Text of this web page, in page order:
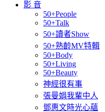
影 音
50+People
50+Talk
50+讀者Show
50+熟齡MV特輯
50+Body
50+Living
50+Beauty
神經很有事
張曼娟我輩中人
鄧惠文時光心蘊